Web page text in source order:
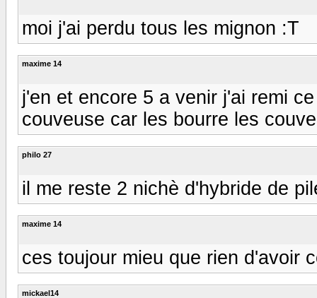
moi j'ai perdu tous les mignon :T
maxime 14
j'en et encore 5 a venir j'ai remi
couveuse car les bourre les
philo 27
il me reste 2 nichè d'hybride de
maxime 14
ces toujour mieu que rien d'avoir
mickael14